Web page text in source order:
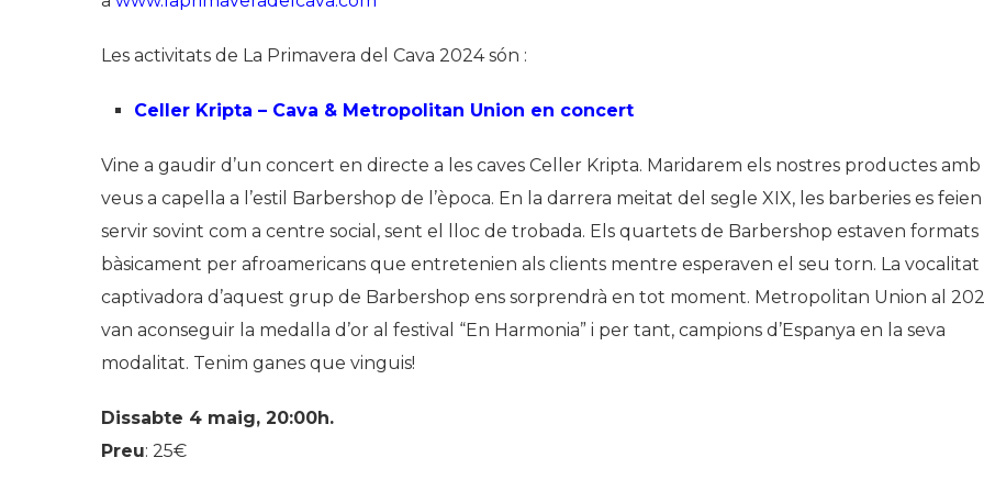
Les activitats de La Primavera del Cava 2024 són :
Celler Kripta – Cava & Metropolitan Union en concert
Vine a gaudir d’un concert en directe a les caves Celler Kripta. Maridarem els nostres productes amb
veus a capella a l’estil Barbershop de l’època. En la darrera meitat del segle XIX, les barberies es feien
servir sovint com a centre social, sent el lloc de trobada. Els quartets de Barbershop estaven formats
bàsicament per afroamericans que entretenien als clients mentre esperaven el seu torn. La vocalitat
captivadora d’aquest grup de Barbershop ens sorprendrà en tot moment. Metropolitan Union al
van aconseguir la medalla d’or al festival “En Harmonia” i per tant, campions d’Espanya en la seva
modalitat. Tenim ganes que vinguis!
Dissabte 4 maig, 20:00h.
Preu: 25€